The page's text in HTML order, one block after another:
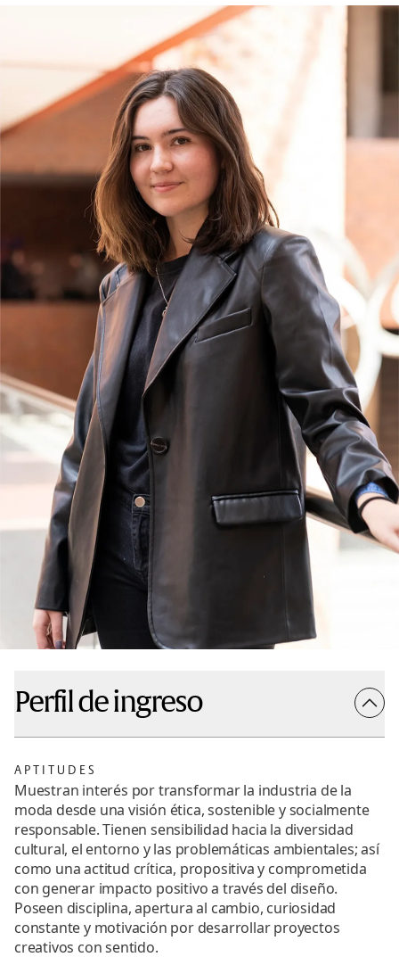
Perfil de ingreso
APTITUDES
Muestran interés por transformar la industria de la
moda desde una visión ética, sostenible y socialmente
responsable. Tienen sensibilidad hacia la diversidad
cultural, el entorno y las problemáticas ambientales; así
como una actitud crítica, propositiva y comprometida
con generar impacto positivo a través del diseño.
Poseen disciplina, apertura al cambio, curiosidad
constante y motivación por desarrollar proyectos
creativos con sentido.